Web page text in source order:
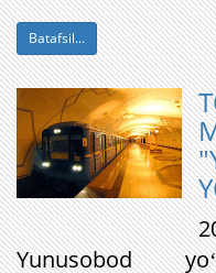
Batafsil...
Yunusobod